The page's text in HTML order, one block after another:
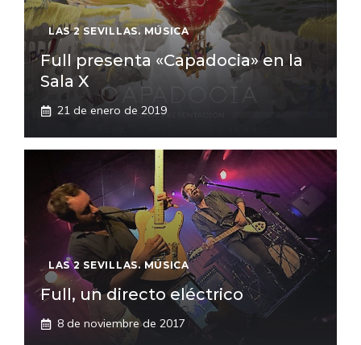
LAS 2 SEVILLAS. MÚSICA
Full presenta «Capadocia» en la
Sala X
21 de enero de 2019
LAS 2 SEVILLAS. MÚSICA
Full, un directo eléctrico
8 de noviembre de 2017